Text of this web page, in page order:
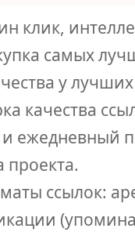
клик,
самых
у
качества
ежедневный
проекта.
ссылок: